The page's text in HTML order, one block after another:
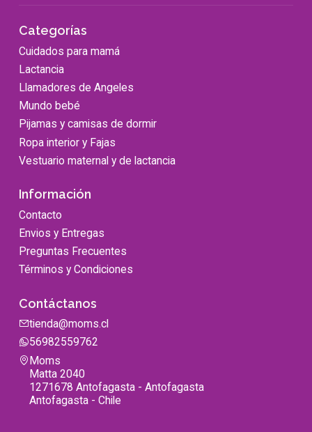
Categorías
Cuidados para mamá
Lactancia
Llamadores de Angeles
Mundo bebé
Pijamas y camisas de dormir
Ropa interior y Fajas
Vestuario maternal y de lactancia
Información
Contacto
Envios y Entregas
Preguntas Frecuentes
Términos y Condiciones
Contáctanos
tienda@moms.cl
56982559762
Moms
Matta 2040
1271678 Antofagasta - Antofagasta
Antofagasta - Chile